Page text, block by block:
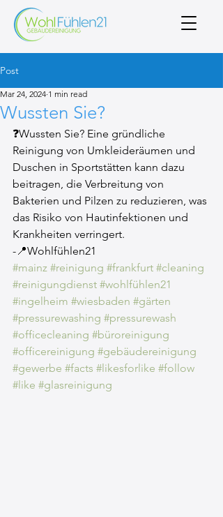
Post
Wussten Sie?
Mar 24, 2024 1 min read
❓Wussten Sie? Eine gründliche
Reinigung von Umkleideräumen und
Duschen in Sportstätten kann dazu
beitragen, die Verbreitung von
Bakterien und Pilzen zu reduzieren, was
das Risiko von Hautinfektionen und
Krankheiten verringert.
-📍Wohlfühlen21
#mainz #reinigung #frankfurt #cleaning
#reinigungdienst #wohlfühlen21
#ingelheim #wiesbaden #gärten
#pressurewashing #pressurewash
#officecleaning #büroreinigung
#officereinigung #gebäudereinigung
#gewerbe #facts #likesforlike #follow
#like #glasreinigung